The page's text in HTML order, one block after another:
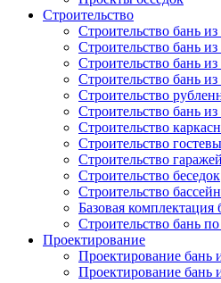
Строительство
Строительство бань из
Строительство бань из
Строительство бань
Строительство бань из
Строительство
Строительство бань
Строительство
Строительство
Строительство гаражей
Строительство беседок
Строительство
Базовая комплектация
Строительство бань
Проектирование
Проектирование бань
Проектирование бань